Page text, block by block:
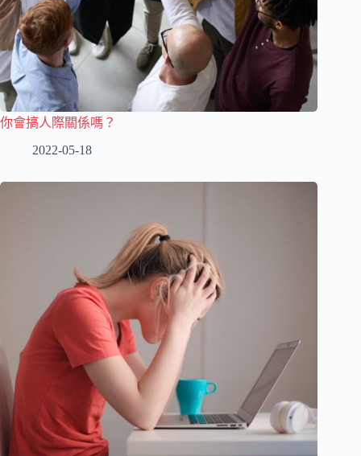
你會搞人際關係嗎？
2022-05-18